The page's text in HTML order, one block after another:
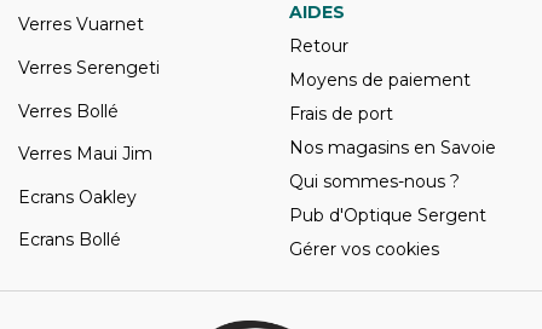
Verres Vuarnet
Verres Serengeti
Verres Bollé
Verres Maui Jim
Ecrans Oakley
Ecrans Bollé
AIDES
Retour
Moyens de paiement
Frais de port
Nos magasins en Savoie
Qui sommes-nous ?
Pub d'Optique Sergent
Gérer vos cookies